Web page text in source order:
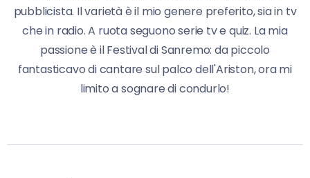
pubblicista. Il varietà è il mio genere preferito, sia in tv
che in radio. A ruota seguono serie tv e quiz. La mia
passione è il Festival di Sanremo: da piccolo
fantasticavo di cantare sul palco dell'Ariston, ora mi
limito a sognare di condurlo!